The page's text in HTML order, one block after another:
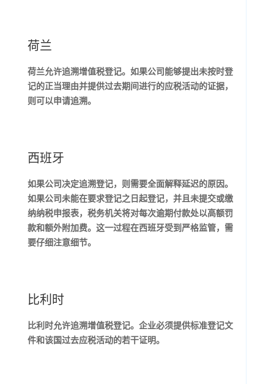
荷兰
荷兰允许追溯增值税登记。如果公司能够提出未按时登
记的正当理由并提供过去期间进行的应税活动的证据，
则可以申请追溯。
西班牙
如果公司决定追溯登记，则需要全面解释延迟的原因。
如果公司未能在要求登记之日起登记，并且未提交或缴
纳纳税申报表，税务机关将对每次逾期付款处以高额罚
款和额外附加费。这一过程在西班牙受到严格监管，需
要仔细注意细节。
比利时
比利时允许追溯增值税登记。企业必须提供标准登记文
件和该国过去应税活动的若干证明。